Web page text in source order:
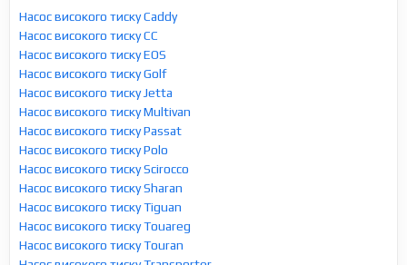
Насос високого тиску Caddy
Насос високого тиску CC
Насос високого тиску EOS
Насос високого тиску Golf
Насос високого тиску Jetta
Насос високого тиску Multivan
Насос високого тиску Passat
Насос високого тиску Polo
Насос високого тиску Scirocco
Насос високого тиску Sharan
Насос високого тиску Tiguan
Насос високого тиску Touareg
Насос високого тиску Touran